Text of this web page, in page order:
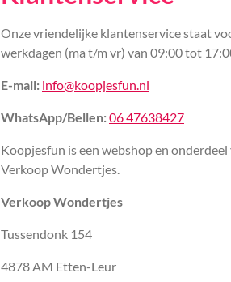
Onze vriendelijke klantenservice staat
werkdagen (ma t/m vr) van 09:00 tot
E-mail: info@koopjesfun.nl
WhatsApp/Bellen:06 47638427
Koopjesfun is een webshop en onderdeel
Verkoop Wondertjes.
Verkoop Wondertjes
Tussendonk 154
4878 AM Etten-Leur